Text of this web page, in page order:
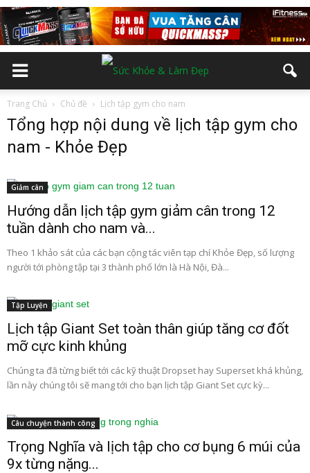
Trang Chủ Chủ đề Lịch tập gym cho nam
Tổng hợp nội dung về lịch tập gym cho
nam - Khỏe Đẹp
Giảm cân
Hướng dẫn lịch tập gym giảm cân trong 12
tuần dành cho nam và...
Theo 1 khảo sát của các bạn cộng tác viên tạp chí Khỏe Đẹp, số lượng
người tới phòng tập tại 3 thành phố lớn là Hà Nội, Đà...
Tập Luyện
Lịch tập Giant Set toàn thân giúp tăng cơ đốt
mỡ cực kinh khủng
Chúng ta đã từng biết tới các kỹ thuật Dropset hay Superset khá khủng,
lần này chúng tôi sẽ mang tới cho bạn lịch tập Giant Set cực kỳ...
Câu chuyện thành công
Trọng Nghĩa và lịch tập cho cơ bụng 6 múi của
9x từng nặng...